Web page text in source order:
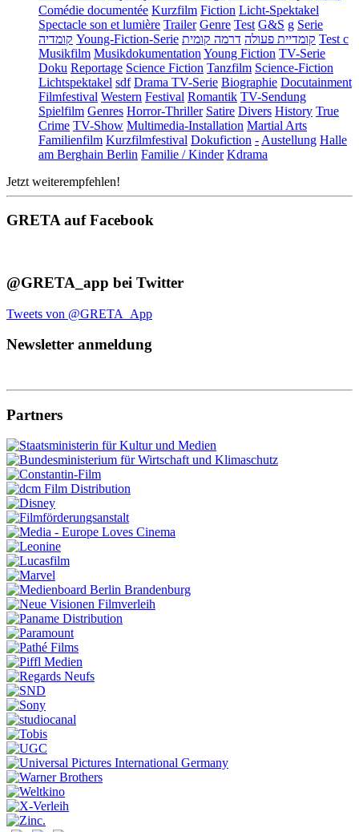
Comédie documentée Kurzfilm Fiction Licht-Spektakel
Spectacle son et lumière Trailer Genre Test G&S g Serie
קומדיה Young-Fiction-Serie קומדיית פעולה דרמה קומית
Test c
Musikfilm Musikdokumentation Young Fiction TV-Serie
Doku Reportage Science Fiction Tanzfilm Science-Fiction
Lichtspektakel sdf Drama TV-Serie Biographie Docutainment
Filmfestival Western Festival Romantik TV-Sendung
Spielfilm Genres Horror-Thriller Satire Divers History True
Crime TV-Show Multimedia-Installation Martial Arts
Familienfilm Kurzfilmfestival Dokufiction - Austellung Halle
am Berghain Berlin Familie / Kinder Kdrama
Jetzt weiterempfehlen!
GRETA auf Facebook
@GRETA_app bei Twitter
Tweets von @GRETA_App
Newsletter anmeldung
Partners